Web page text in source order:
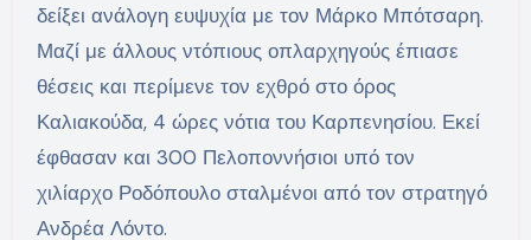
δείξει ανάλογη ευψυχία με τον Μάρκο Μπότσαρη.
Μαζί με άλλους ντόπιους οπλαρχηγούς έπιασε
θέσεις και περίμενε τον εχθρό στο όρος
Καλιακούδα, 4 ώρες νότια του Καρπενησίου. Εκεί
έφθασαν και 300 Πελοποννήσιοι υπό τον
χιλίαρχο Ροδόπουλο σταλμένοι από τον στρατηγό
Ανδρέα Λόντο.